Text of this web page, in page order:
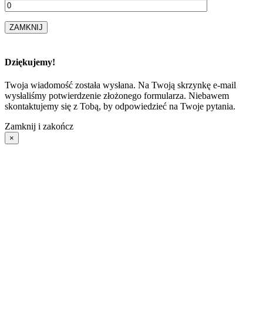
ZAMKNIJ
Dziękujemy!
Twoja wiadomość została wysłana. Na Twoją skrzynkę e-mail
wysłaliśmy potwierdzenie złożonego formularza. Niebawem
skontaktujemy się z Tobą, by odpowiedzieć na Twoje pytania.
Zamknij i zakończ
×